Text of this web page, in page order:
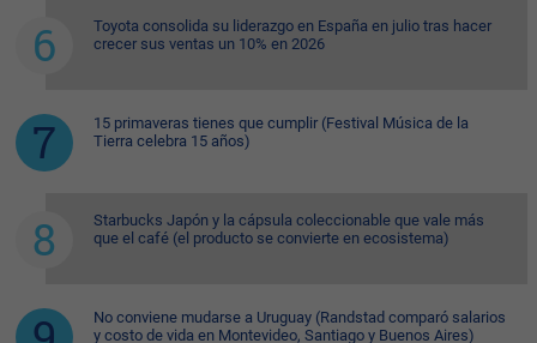
Toyota consolida su liderazgo en España en julio tras hacer
crecer sus ventas un 10% en 2026
15 primaveras tienes que cumplir (Festival Música de la
Tierra celebra 15 años)
Starbucks Japón y la cápsula coleccionable que vale más
que el café (el producto se convierte en ecosistema)
No conviene mudarse a Uruguay (Randstad comparó salarios
y costo de vida en Montevideo, Santiago y Buenos Aires)